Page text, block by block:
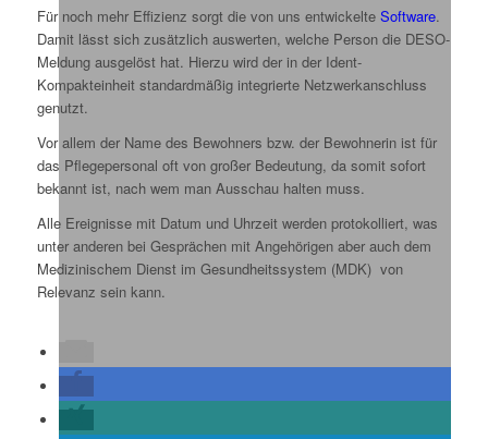
Für noch mehr Effizienz sorgt die von uns entwickelte Software.
Damit lässt sich zusätzlich auswerten, welche Person die DESO-
Meldung ausgelöst hat. Hierzu wird der in der Ident-
Kompakteinheit standardmäßig integrierte Netzwerkanschluss
genutzt.
Vor allem der Name des Bewohners bzw. der Bewohnerin ist für
das Pflegepersonal oft von großer Bedeutung, da somit sofort
bekannt ist, nach wem man Ausschau halten muss.
Alle Ereignisse mit Datum und Uhrzeit werden protokolliert, was
unter anderen bei Gesprächen mit Angehörigen aber auch dem
Medizinischem Dienst im Gesundheitssystem (MDK) von
Relevanz sein kann.